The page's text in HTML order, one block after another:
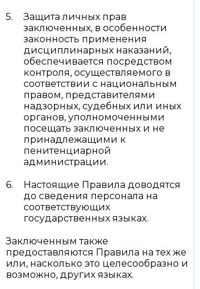
Защита личных прав
заключенных, в особенности
законность применения
дисциплинарных наказаний,
обеспечивается посредством
контроля, осуществляемого в
соответствии с национальным
правом, представителями
надзорных, судебных или иных
органов, уполномоченными
посещать заключенных и не
принадлежащими к
пенитенциарной
администрации.
Настоящие Правила доводятся
до сведения персонала на
соответствующих
государственных языках.
Заключенным также
предоставляются Правила на тех же
или, насколько это целесообразно и
возможно, других языках.